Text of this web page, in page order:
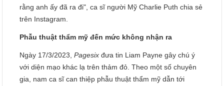
rằng anh ấy đã ra đi", ca sĩ người Mỹ Charlie Puth chia sẻ
trên Instagram.
Phẫu thuật thẩm mỹ đến mức không nhận ra
Ngày 17/3/2023,Pagesix đưa tin Liam Payne gây chú ý
với diện mạo khác lạ trên thảm đỏ. Theo một số chuyên
gia, nam ca sĩ can thiệp phẫu thuật thẩm mỹ dẫn tới